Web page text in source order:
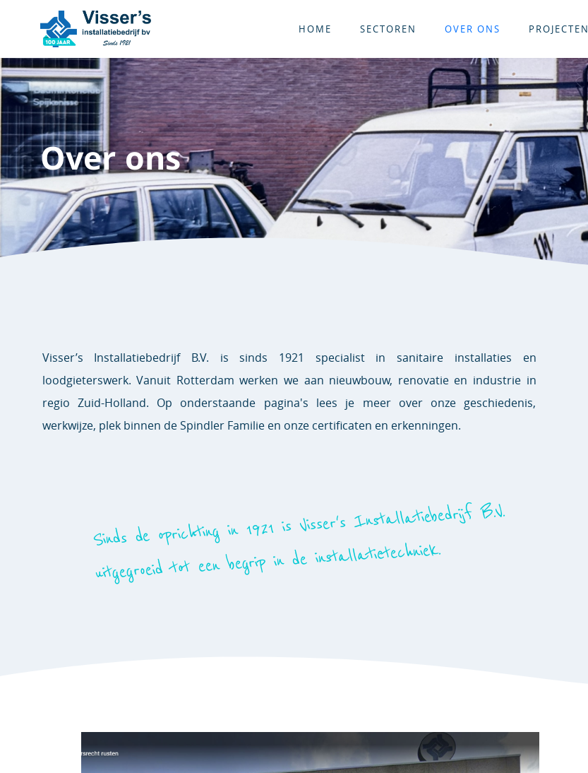
HOME SECTOREN OVER ONS PROJECTEN
Over ons
Visser’s Installatiebedrijf B.V. is sinds 1921 specialist in sanitaire installaties en
loodgieterswerk. Vanuit Rotterdam werken we aan nieuwbouw, renovatie en industrie in
regio Zuid-Holland. Op onderstaande pagina's lees je meer over onze geschiedenis,
werkwijze, plek binnen de Spindler Familie en onze certificaten en erkenningen.
Sinds de oprichting in 1921 is Visser's Installatiebedrijf B.V.
uitgegroeid tot een begrip in de installatietechniek.